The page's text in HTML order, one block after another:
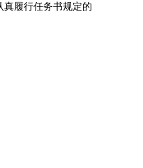
履行任务书规定的